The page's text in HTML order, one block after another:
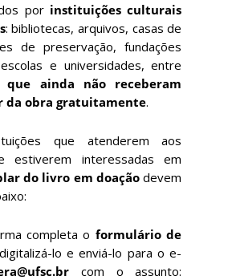
por instituições culturais
: bibliotecas, arquivos, casas de
de preservação, fundações
e universidades, entre
que ainda não receberam
da obra gratuitamente.
que atenderem aos
estiverem interessadas em
do livro em doaçãodevem
completa o formulário de
lo e enviá-lo para o e-
com o assunto: